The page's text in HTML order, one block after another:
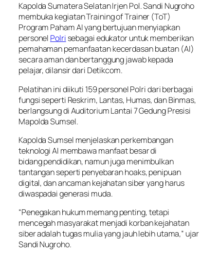
Kapolda Sumatera Selatan Irjen Pol. Sandi Nugroho
membuka kegiatan Training of Trainer (ToT)
Program Paham AI yang bertujuan menyiapkan
personel Polri sebagai edukator untuk memberikan
pemahaman pemanfaatan kecerdasan buatan (AI)
secara aman dan bertanggung jawab kepada
pelajar, dilansir dari Detikcom.
Pelatihan ini diikuti 159 personel Polri dari berbagai
fungsi seperti Reskrim, Lantas, Humas, dan Binmas,
berlangsung di Auditorium Lantai 7 Gedung Presisi
Mapolda Sumsel.
Kapolda Sumsel menjelaskan perkembangan
teknologi AI membawa manfaat besar di
bidang pendidikan, namun juga menimbulkan
tantangan seperti penyebaran hoaks, penipuan
digital, dan ancaman kejahatan siber yang harus
diwaspadai generasi muda.
“Penegakan hukum memang penting, tetapi
mencegah masyarakat menjadi korban kejahatan
siber adalah tugas mulia yang jauh lebih utama,” ujar
Sandi Nugroho.